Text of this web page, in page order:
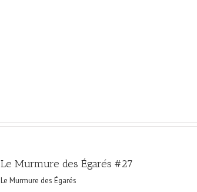
Le Murmure des Égarés #27
Le Murmure des Égarés